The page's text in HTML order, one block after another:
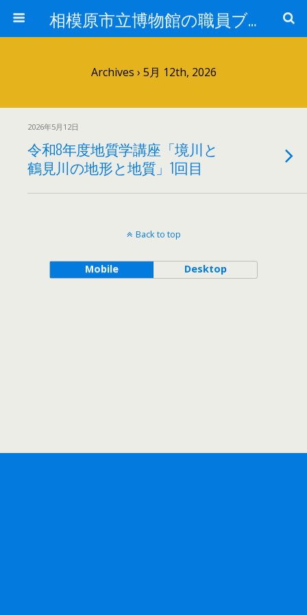
相模原市立博物館の職員ブログ
Archives › 5月 12th, 2026
2026年5月12日
令和8年度地質学講座「境川と
鶴見川の地形と地質」1回目
Back to top
Mobile Desktop